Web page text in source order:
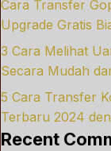
Cara Transfer
Upgrade Gratis
3 Cara Melihat
Secara Mudah
5 Cara Transfer
Terbaru 2024
Recent